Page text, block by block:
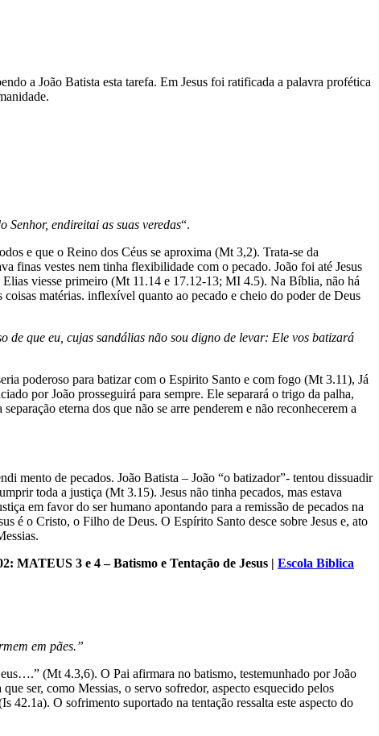
a João Batista esta tarefa. Em Jesus foi ratificada a palavra profética
endireitai as suas veredas“.
e que o Reino dos Céus se aproxima (Mt 3,2). Trata-se da
finas vestes nem tinha flexibilidade com o pecado. João foi até Jesus
Elias viesse primeiro (Mt 11.14 e 17.12-13; MI 4.5). Na Bíblia, não há
matérias. inflexível quanto ao pecado e cheio do poder de Deus
de que eu, cujas sandálias não sou digno de levar: Ele vos batizará
poderoso para batizar com o Espirito Santo e com fogo (Mt 3.11), Já
por João prosseguirá para sempre. Ele separará o trigo da palha,
eterna dos que não se arre penderem e não reconhecerem a
mento de pecados. João Batista – João “o batizador”- tentou dissuadir
toda a justiça (Mt 3.15). Jesus não tinha pecados, mas estava
em favor do ser humano apontando para a remissão de pecados na
é o Cristo, o Filho de Deus. O Espírito Santo desce sobre Jesus e, ato
MATEUS 3 e 4 – Batismo e Tentação de Jesus | Escola Biblica
em pães.”
(Mt 4.3,6). O Pai afirmara no batismo, testemunhado por João
ser, como Messias, o servo sofredor, aspecto esquecido pelos
42.1a). O sofrimento suportado na tentação ressalta este aspecto do